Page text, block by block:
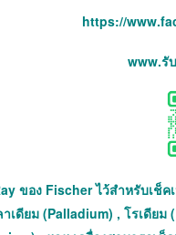
https://
www.รั
ของ Fischer ไว้สำหรับเช็
เดียม (Palladium) , โรเดีย